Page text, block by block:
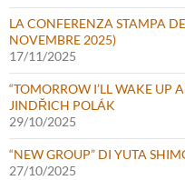
LA CONFERENZA STAMPA
NOVEMBRE 2025)
17/11/2025
“TOMORROW I’LL WAKE UP
JINDŘICH POLÁK
29/10/2025
“NEW GROUP” DI YUTA
27/10/2025